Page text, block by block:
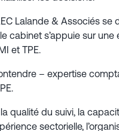
Lalande & Associés
cabinet s’appuie sur
et TPE.
– expertise
qualité du suivi, la
sectorielle,